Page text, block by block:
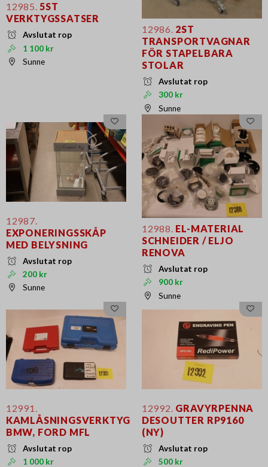
12985. 5ST
VERKTYGSSATSER
Avslutat rop
1 100 kr
Sunne
12986. 2ST
TRANSPORTVAGNAR
FÖR STAPELBARA
STOLAR
Avslutat rop
300 kr
Sunne
12987.
EXPONERINGSSKÅP
MED BELYSNING
Avslutat rop
200 kr
Sunne
12988. EL-MATERIAL
SCHNEIDER / ELJO
RENOVA
Avslutat rop
900 kr
Sunne
12991.
KAMLÅSNINGSVERKTYG
BMW, FORD MFL
Avslutat rop
1 000 kr
12992. GRAVYRPENNA
DESOUTTER RP9160
(NY)
Avslutat rop
500 kr